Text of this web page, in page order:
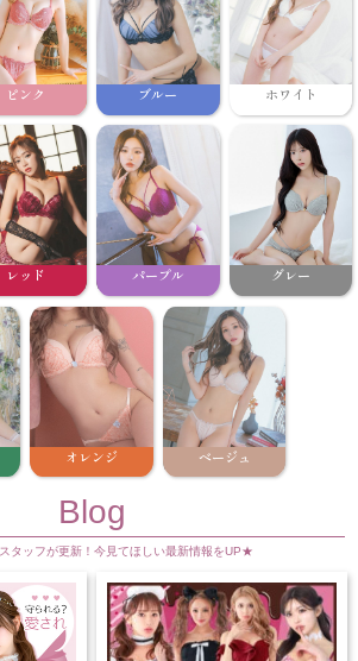
ピンク ブルー ホワイト
レッド パープル グレー
オレンジ ベージュ
Blog
タッフが更新！今見てほしい最新情報をUP★